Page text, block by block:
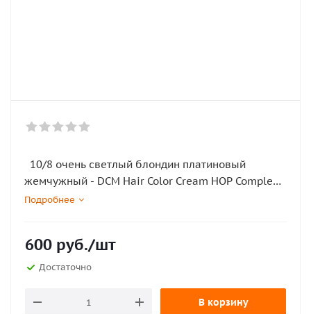
10/8 очень светлый блондин платиновый
жемчужный - DCM Hair Color Cream HOP Complex
100мл
Подробнее
600 руб./шт
Достаточно
В корзину